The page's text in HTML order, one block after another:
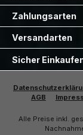
Zahlungsarten
Versandarten
Sicher
AGB
Alle Preise inkl.